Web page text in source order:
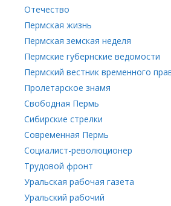
Отечество
Пермская жизнь
Пермская земская неделя
Пермские губернские ведомости
Пермский вестник временного
Пролетарское знамя
Свободная Пермь
Сибирские стрелки
Современная Пермь
Социалист-революционер
Трудовой фронт
Уральская рабочая газета
Уральский рабочий